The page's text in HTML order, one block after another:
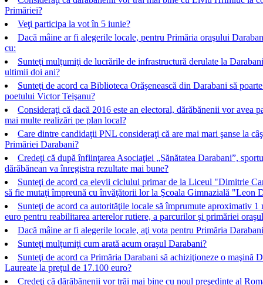
Primăriei?
Veţi participa la vot în 5 iunie?
Dacă mâine ar fi alegerile locale, pentru Primăria oraşului
cu:
Sunteţi mulţumiţi de lucrările de infrastructură derulate la
ultimii doi ani?
Sunteţi de acord ca Biblioteca Orăşenească din Darabani să
poetului Victor Teişanu?
Consideraţi că dacă 2016 este an electoral, dărăbănenii vor avea
mai multe realizări pe plan local?
Care dintre candidaţii PNL consideraţi că are mai mari şanse la
Primăriei Darabani?
Credeţi că după înfiinţarea Asociaţiei „Sănătatea Darabani”,
dărăbănean va înregistra rezultate mai bune?
Sunteţi de acord ca elevii ciclului primar de la Liceul "Dimitrie
să fie mutaţi împreună cu învăţătorii lor la Şcoala Gimnazială "Leon
Sunteţi de acord ca autorităţile locale să împrumute aproximativ 1
euro pentru reabilitarea arterelor rutiere, a parcurilor şi primăriei
Dacă mâine ar fi alegerile locale, aţi vota pentru Primăria
Sunteţi mulţumiţi cum arată acum oraşul Darabani?
Sunteţi de acord ca Primăria Darabani să achiziţioneze o maşină
Laureate la preţul de 17.100 euro?
Credeţi că dărăbănenii vor trăi mai bine cu noul preşedinte al